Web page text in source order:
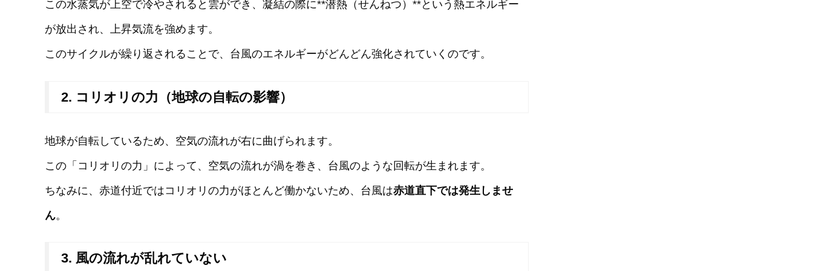
この水蒸気が上空で冷やされると雲ができ、凝結の際に**潜熱（せんねつ）**という熱エネルギー
が放出され、上昇気流を強めます。
このサイクルが繰り返されることで、台風のエネルギーがどんどん強化されていくのです。
2. コリオリの力（地球の自転の影響）
地球が自転しているため、空気の流れが右に曲げられます。
この「コリオリの力」によって、空気の流れが渦を巻き、台風のような回転が生まれます。
ちなみに、赤道付近ではコリオリの力がほとんど働かないため、台風は赤道直下では発生しませ
ん。
3. 風の流れが乱れていない